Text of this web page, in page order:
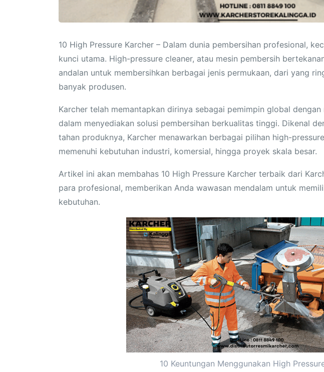
10 High Pressure Karcher – Dalam dunia pembersihan profesional,
kunci utama. High-pressure cleaner, atau mesin pembersih
andalan untuk membersihkan berbagai jenis permukaan, dari yang
banyak produsen.
Karcher telah memantapkan dirinya sebagai pemimpin global
dalam menyediakan solusi pembersihan berkualitas tinggi. Dikenal
tahan produknya, Karcher menawarkan berbagai pilihan high-
memenuhi kebutuhan industri, komersial, hingga proyek skala besar.
Artikel ini akan membahas 10 High Pressure Karcher terbaik dari
para profesional, memberikan Anda wawasan mendalam untuk
kebutuhan.
10 Keuntungan Menggunakan High